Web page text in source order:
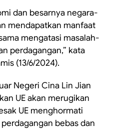
dan besarnya negara-
mendapatkan manfaat
mengatasi masalah-
perdagangan,” kata
(13/6/2024).
Negeri Cina Lin Jian
UE akan merugikan
UE menghormati
bebas dan